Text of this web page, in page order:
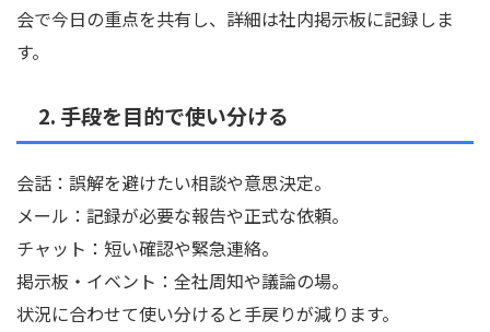
会で今日の重点を共有し、詳細は社内掲示板に記録しま
す。
2. 手段を目的で使い分ける
会話：誤解を避けたい相談や意思決定。
メール：記録が必要な報告や正式な依頼。
チャット：短い確認や緊急連絡。
掲示板・イベント：全社周知や議論の場。
状況に合わせて使い分けると手戻りが減ります。